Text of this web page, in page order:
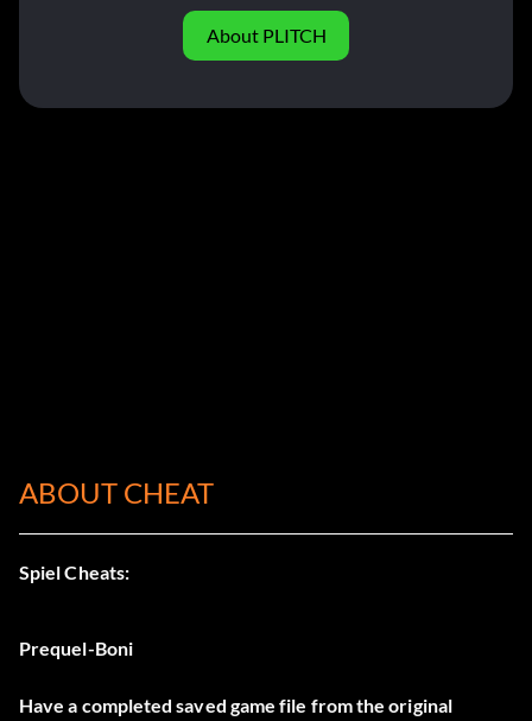
About PLITCH
ABOUT CHEAT
Spiel Cheats:
Prequel-Boni
Have a completed saved game file from the original